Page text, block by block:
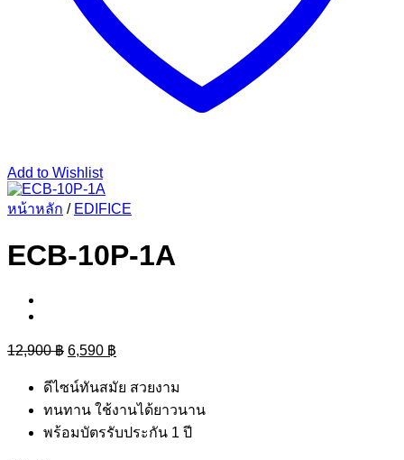
Add to Wishlist
หน้าหลัก / EDIFICE
ECB-10P-1A
12,900฿ Original
price
was:
12,900 ฿.
6,590 ฿
price
is:
ดีไซน์ทันสมัย สวยงาม
ทนทาน ใช้งานได้ยาวนาน
พร้อมบัตรรับประกัน 1 ปี